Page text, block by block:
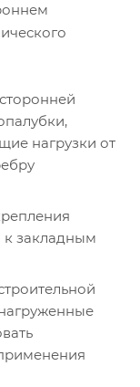
нагрузки от
к закладным